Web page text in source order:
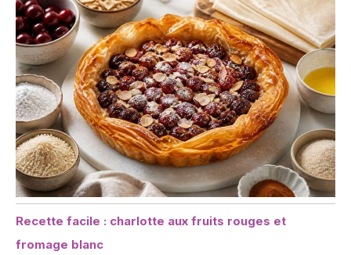
Recette facile : charlotte aux fruits rouges et
fromage blanc